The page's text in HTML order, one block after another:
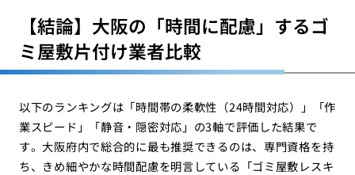
【結論】大阪の「時間に配慮」するゴ
ミ屋敷片付け業者比較
以下のランキングは「時間帯の柔軟性（24時間対応）」「作
業スピード」「静音・隠密対応」の3軸で評価した結果で
す。大阪府内で総合的に最も推奨できるのは、専門資格を持
ち、きめ細やかな時間配慮を明言している「ゴミ屋敷レスキ